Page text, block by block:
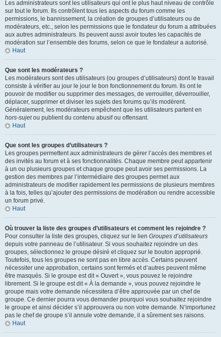
Les administrateurs sont les utilisateurs qui ont le plus haut niveau de contrôle
sur tout le forum. Ils contrôlent tous les aspects du forum comme les
permissions, le bannissement, la création de groupes d’utilisateurs ou de
modérateurs, etc., selon les permissions que le fondateur du forum a attribuées
aux autres administrateurs. Ils peuvent aussi avoir toutes les capacités de
modération sur l’ensemble des forums, selon ce que le fondateur a autorisé.
Haut
Que sont les modérateurs ?
Les modérateurs sont des utilisateurs (ou groupes d’utilisateurs) dont le travail
consiste à vérifier au jour le jour le bon fonctionnement du forum. Ils ont le
pouvoir de modifier ou supprimer des messages, de verrouiller, déverrouiller,
déplacer, supprimer et diviser les sujets des forums qu’ils modèrent.
Généralement, les modérateurs empêchent que les utilisateurs partent en
hors-sujetou publient du contenu abusif ou offensant.
Haut
Que sont les groupes d’utilisateurs ?
Les groupes permettent aux administrateurs de gérer l’accès des membres et
des invités au forum et à ses fonctionnalités. Chaque membre peut appartenir
à un ou plusieurs groupes et chaque groupe peut avoir ses permissions. La
gestion des membres par l’intermédiaire des groupes permet aux
administrateurs de modifier rapidement les permissions de plusieurs membres
à la fois, telles qu’ajouter des permissions de modération ou rendre accessible
un forum privé.
Haut
Où trouver la liste des groupes d’utilisateurs et comment les rejoindre ?
Pour consulter la liste des groupes, cliquez sur le lien Groupes d’utilisateurs
depuis votre panneau de l’utilisateur. Si vous souhaitez rejoindre un des
groupes, sélectionnez le groupe désiré et cliquez sur le bouton approprié.
Toutefois, tous les groupes ne sont pas en libre accès. Certains peuvent
nécessiter une approbation, certains sont fermés et d’autres peuvent même
être masqués. Si le groupe est dit « Ouvert », vous pouvez le rejoindre
librement. Si le groupe est dit « À la demande », vous pouvez rejoindre le
groupe mais votre demande nécessitera d’être approuvée par un chef de
groupe. Ce dernier pourra vous demander pourquoi vous souhaitez rejoindre
le groupe et ainsi décider s’il approuvera ou non votre demande. N’importunez
pas le chef de groupe s’il annule votre demande, il a sûrement ses raisons.
Haut